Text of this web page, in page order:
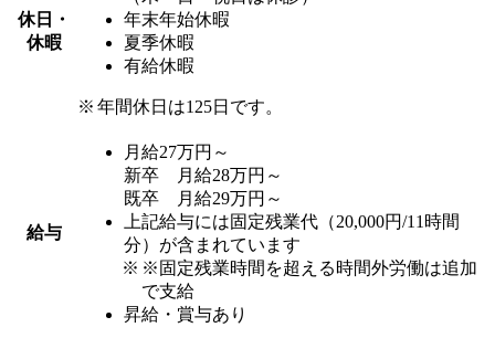
休日・
休暇
年末年始休暇
夏季休暇
有給休暇
年間休日は125日です。
給与
月給27万円～
新卒 月給28万円～
既卒 月給29万円～
上記給与には固定残業代（20,000円/11時間
分）が含まれています
※固定残業時間を超える時間外労働は追加
で支給
昇給・賞与あり